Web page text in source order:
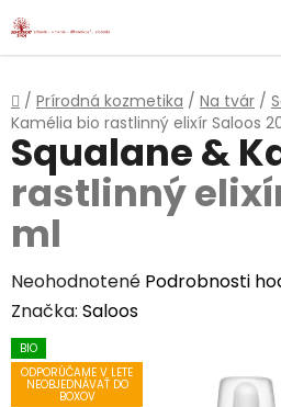
Prejsť
na
Domov
/ Prírodná kozmetika / Na tvár /
Kamélia bio rastlinný elixír Saloos
Squalane &
rastlinný
ml
Priemerné
hodnotenie
produktu
je
Neohodnotené Podrobnosti
Značka: Saloos
BIO
ODPORÚČAME V LETE
NEOBJEDNÁVAŤ DO
BOXOV